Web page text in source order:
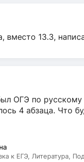
вместо 13.3,
ОГЭ по
4 абзаца. Что
к ЕГЭ, Литература,